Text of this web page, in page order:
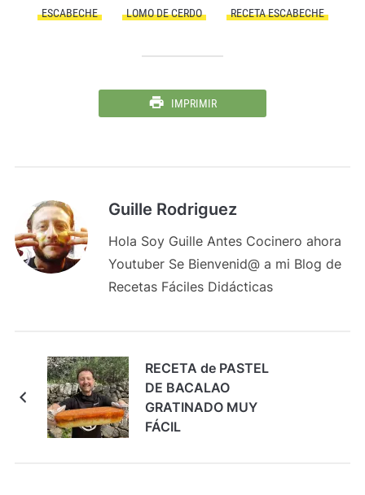
ESCABECHE LOMO DE CERDO RECETA ESCABECHE
IMPRIMIR
Guille Rodriguez
Hola Soy Guille Antes Cocinero ahora
Youtuber Se Bienvenid@ a mi Blog de
Recetas Fáciles Didácticas
RECETA de PASTEL
DE BACALAO
GRATINADO MUY
FÁCIL